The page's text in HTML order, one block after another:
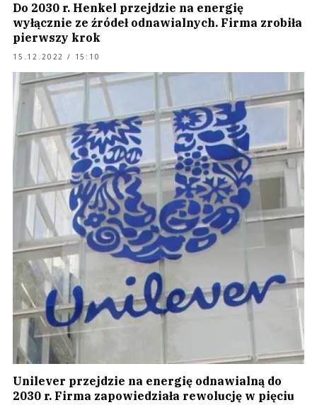
Do 2030 r. Henkel przejdzie na energię
wyłącznie ze źródeł odnawialnych. Firma zrobiła
pierwszy krok
15.12.2022 / 15:10
Unilever przejdzie na energię odnawialną do
2030 r. Firma zapowiedziała rewolucję w pięciu